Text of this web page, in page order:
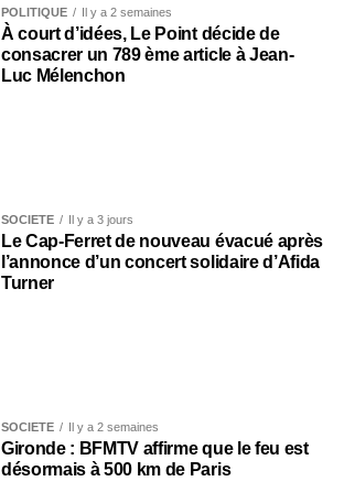
POLITIQUE Il y a 2 semaines
À court d’idées, Le Point décide de
consacrer un 789 ème article à Jean-
Luc Mélenchon
SOCIÉTÉ Il y a 3 jours
Le Cap-Ferret de nouveau évacué après
l’annonce d’un concert solidaire d’Afida
Turner
SOCIÉTÉ Il y a 2 semaines
Gironde : BFMTV affirme que le feu est
désormais à 500 km de Paris